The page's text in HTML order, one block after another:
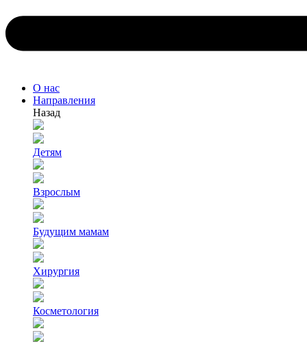
О нас
Направления
Назад
Детям
Взрослым
Будущим мамам
Хирургия
Косметология